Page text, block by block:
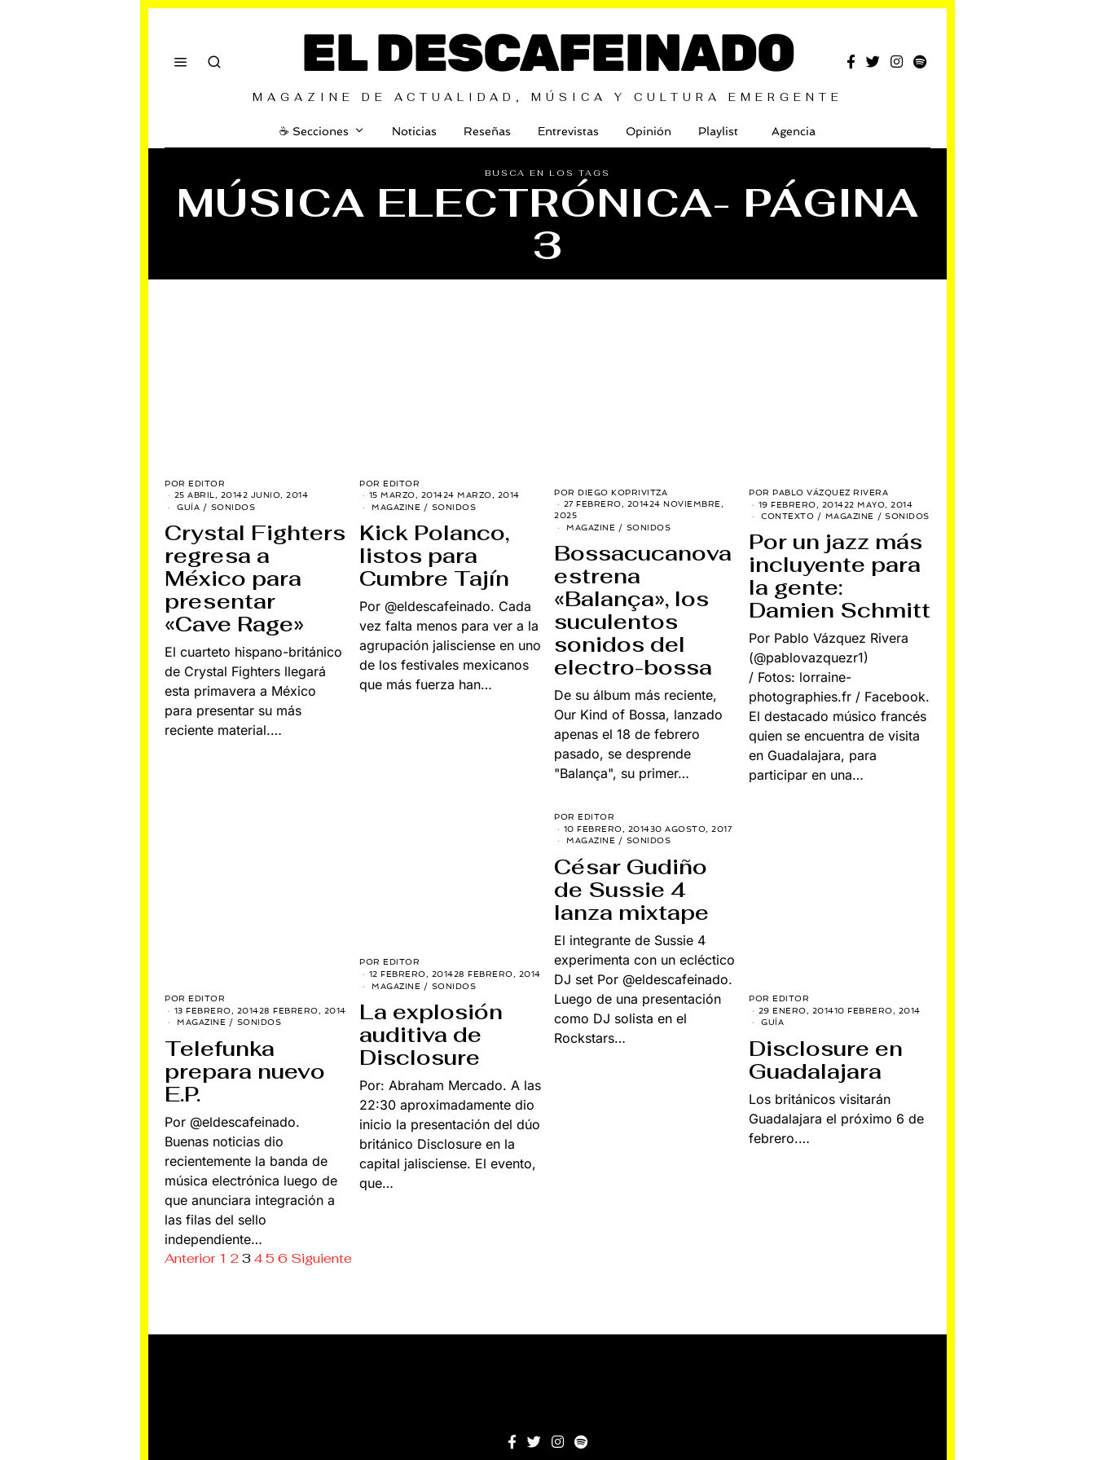
EL DESCAFEINADO
MAGAZINE DE ACTUALIDAD, MÚSICA Y CULTURA EMERGENTE
☕️ Secciones Noticias Reseñas Entrevistas Opinión Playlist Agencia
BUSCA EN LOS TAGS
MÚSICA ELECTRÓNICA- PÁGINA
3
POR EDITOR
25 ABRIL, 20142 JUNIO, 2014
GUÍA / SONIDOS
Crystal Fighters
regresa a
México para
presentar
«Cave Rage»
El cuarteto hispano-británico
de Crystal Fighters llegará
esta primavera a México
para presentar su más
reciente material.…
POR EDITOR
15 MARZO, 201424 MARZO, 2014
MAGAZINE / SONIDOS
Kick Polanco,
listos para
Cumbre Tajín
Por @eldescafeinado. Cada
vez falta menos para ver a la
agrupación jalisciense en uno
de los festivales mexicanos
que más fuerza han…
POR DIEGO KOPRIVITZA
27 FEBRERO, 201424 NOVIEMBRE,
2025
MAGAZINE / SONIDOS
Bossacucanova
estrena
«Balança», los
suculentos
sonidos del
electro-bossa
De su álbum más reciente,
Our Kind of Bossa, lanzado
apenas el 18 de febrero
pasado, se desprende
"Balança", su primer…
POR PABLO VÁZQUEZ RIVERA
19 FEBRERO, 201422 MAYO, 2014
CONTEXTO / MAGAZINE / SONIDOS
Por un jazz más
incluyente para
la gente:
Damien Schmitt
Por Pablo Vázquez Rivera
(@pablovazquezr1)
/ Fotos: lorraine-
photographies.fr / Facebook.
El destacado músico francés
quien se encuentra de visita
en Guadalajara, para
participar en una…
POR EDITOR
13 FEBRERO, 201428 FEBRERO, 2014
MAGAZINE / SONIDOS
Telefunka
prepara nuevo
E.P.
Por @eldescafeinado.
Buenas noticias dio
recientemente la banda de
música electrónica luego de
que anunciara integración a
las filas del sello
independiente…
POR EDITOR
12 FEBRERO, 201428 FEBRERO, 2014
MAGAZINE / SONIDOS
La explosión
auditiva de
Disclosure
Por: Abraham Mercado. A las
22:30 aproximadamente dio
inicio la presentación del dúo
británico Disclosure en la
capital jalisciense. El evento,
que…
POR EDITOR
10 FEBRERO, 201430 AGOSTO, 2017
MAGAZINE / SONIDOS
César Gudiño
de Sussie 4
lanza mixtape
El integrante de Sussie 4
experimenta con un ecléctico
DJ set Por @eldescafeinado.
Luego de una presentación
como DJ solista en el
Rockstars…
POR EDITOR
29 ENERO, 201410 FEBRERO, 2014
GUÍA
Disclosure en
Guadalajara
Los británicos visitarán
Guadalajara el próximo 6 de
febrero.…
Anterior 1 2345 6 Siguiente